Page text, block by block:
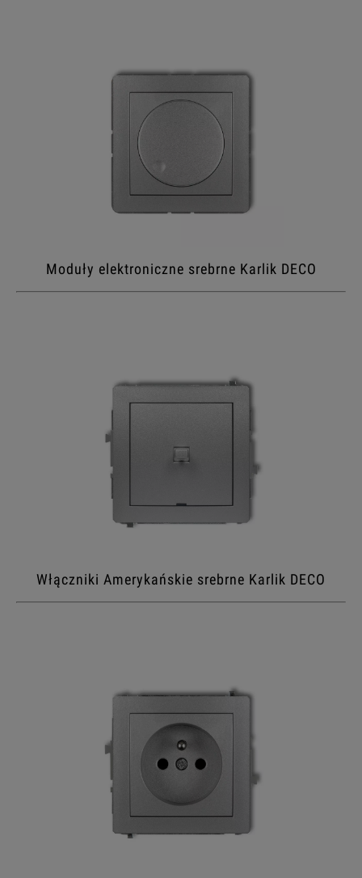
Moduły elektroniczne srebrne Karlik DECO
Włączniki Amerykańskie srebrne Karlik DECO